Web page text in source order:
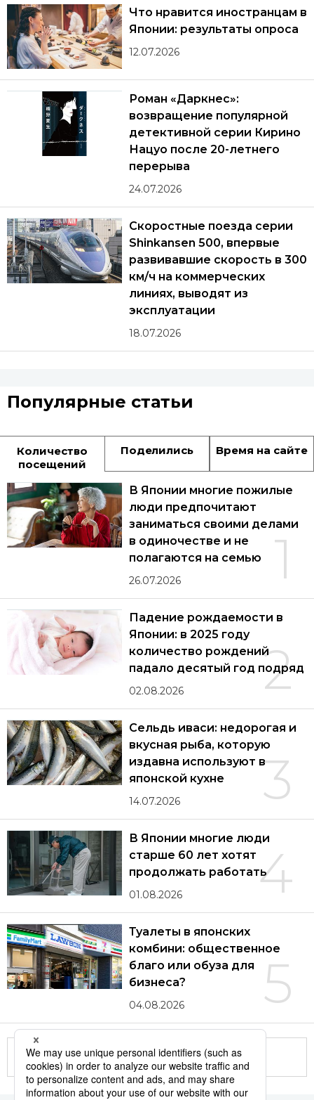
Что нравится иностранцам в
Японии: результаты опроса
12.07.2026
Роман «Даркнес»:
возвращение популярной
детективной серии Кирино
Нацуо после 20-летнего
перерыва
24.07.2026
Скоростные поезда серии
Shinkansen 500, впервые
развивавшие скорость в 300
км/ч на коммерческих
линиях, выводят из
эксплуатации
18.07.2026
Популярные статьи
Количество
посещений
Поделились Время на сайте
1
В Японии многие пожилые
люди предпочитают
заниматься своими делами
в одиночестве и не
полагаются на семью
26.07.2026
2
Падение рождаемости в
Японии: в 2025 году
количество рождений
падало десятый год подряд
02.08.2026
3
Сельдь иваси: недорогая и
вкусная рыба, которую
издавна используют в
японской кухне
14.07.2026
4
В Японии многие люди
старше 60 лет хотят
продолжать работать
01.08.2026
5
Туалеты в японских
комбини: общественное
благо или обуза для
бизнеса?
04.08.2026
Другие статьи по теме